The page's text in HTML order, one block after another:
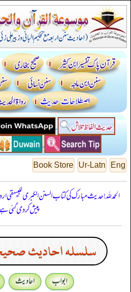
Eng
Ur-Latn
Book Store
الحمدللہ! حدیث مبارک کی کتاب السنن الكبرى
پیش کر دی گئی
سلسله احاديث
ابواب احادیث